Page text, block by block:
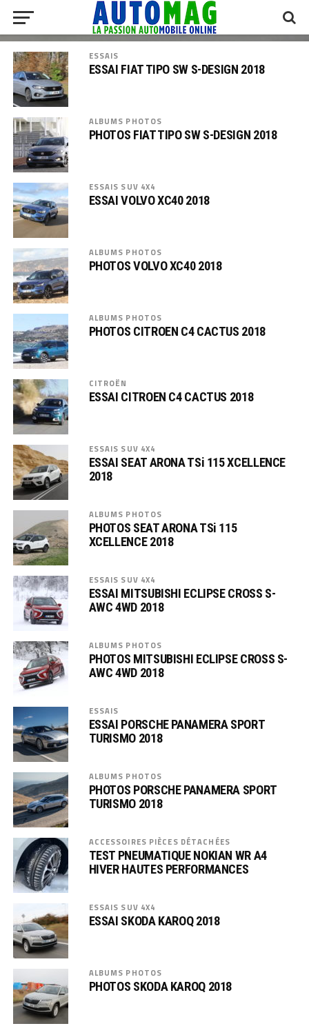
ESSAIS
ESSAI FIAT TIPO SW S-DESIGN 2018
ALBUMS PHOTOS
PHOTOS FIAT TIPO SW S-DESIGN 2018
ESSAIS SUV 4X4
ESSAI VOLVO XC40 2018
ALBUMS PHOTOS
PHOTOS VOLVO XC40 2018
ALBUMS PHOTOS
PHOTOS CITROEN C4 CACTUS 2018
CITROËN
ESSAI CITROEN C4 CACTUS 2018
ESSAIS SUV 4X4
ESSAI SEAT ARONA TSi 115 XCELLENCE
2018
ALBUMS PHOTOS
PHOTOS SEAT ARONA TSi 115
XCELLENCE 2018
ESSAIS SUV 4X4
ESSAI MITSUBISHI ECLIPSE CROSS S-
AWC 4WD 2018
ALBUMS PHOTOS
PHOTOS MITSUBISHI ECLIPSE CROSS S-
AWC 4WD 2018
ESSAIS
ESSAI PORSCHE PANAMERA SPORT
TURISMO 2018
ALBUMS PHOTOS
PHOTOS PORSCHE PANAMERA SPORT
TURISMO 2018
ACCESSOIRES PIÈCES DÉTACHÉES
TEST PNEUMATIQUE NOKIAN WR A4
HIVER HAUTES PERFORMANCES
ESSAIS SUV 4X4
ESSAI SKODA KAROQ 2018
ALBUMS PHOTOS
PHOTOS SKODA KAROQ 2018